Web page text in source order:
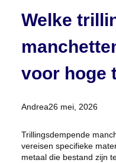
Welke
voor hoge
Posted
Andrea26 mei, 2026
Trillingsdempende
vereisen specifieke
metaal die bestand zijn